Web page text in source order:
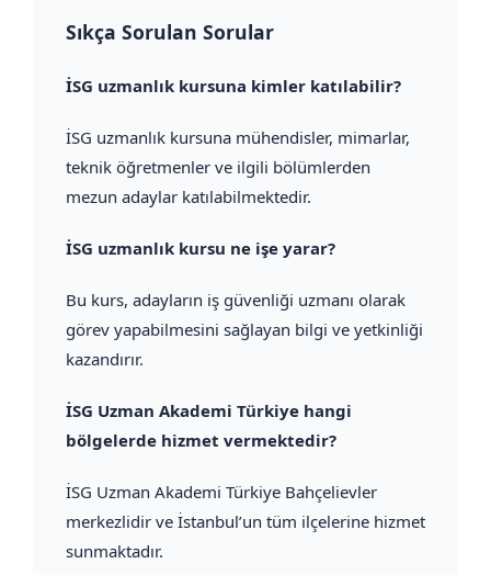
Sıkça Sorulan Sorular
İSG uzmanlık kursuna kimler katılabilir?
İSG uzmanlık kursuna mühendisler, mimarlar,
teknik öğretmenler ve ilgili bölümlerden
mezun adaylar katılabilmektedir.
İSG uzmanlık kursu ne işe yarar?
Bu kurs, adayların iş güvenliği uzmanı olarak
görev yapabilmesini sağlayan bilgi ve yetkinliği
kazandırır.
İSG Uzman Akademi Türkiye hangi
bölgelerde hizmet vermektedir?
İSG Uzman Akademi Türkiye Bahçelievler
merkezlidir ve İstanbul’un tüm ilçelerine hizmet
sunmaktadır.